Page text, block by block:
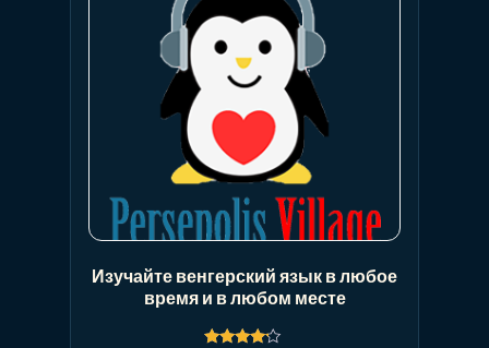
Изучайте венгерский язык в любое
время и в любом месте